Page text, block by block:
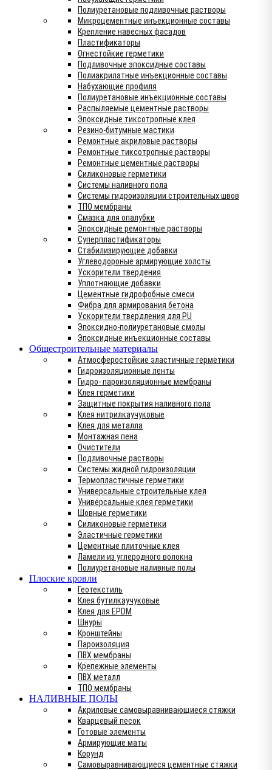
Полиуретановые подливочные растворы
Микроцементные инъекционные составы
Крепление навесных фасадов
Пластификаторы
Огнестойкие герметики
Подливочные эпоксидные составы
Полиакрилатные инъекционные составы
Набухающие профиля
Полиуретановые инъекционные составы
Распыляемые цементные растворы
Эпоксидные тиксотропные клея
Резино-битумные мастики
Ремонтные акриловые растворы
Ремонтные тиксотропные растворы
Ремонтные цементные растворы
Силиконовые герметики
Системы наливного пола
Системы гидроизоляции строительных швов
ТПО мембраны
Смазка для опалубки
Эпоксидные ремонтные растворы
Суперпластификаторы
Стабилизирующие добавки
Углеводороные армирующие холсты
Ускорители твердения
Уплотняющие добавки
Цементные гидрофобные смеси
Фибра для армирования бетона
Ускорители твердления для PU
Эпоксидно-полиуретановые смолы
Эпоксидные инъекционные составы
Общестроительные материалы
Атмосферостойкие эластичные герметики
Гидроизоляционные ленты
Гидро- пароизоляционные мембраны
Клея герметики
Защитные покрытия наливного пола
Клея нитрилкаучуковые
Клея для металла
Монтажная пена
Очистители
Подливочные растворы
Системы жидной гидроизоляции
Термопластичные герметики
Универсальные строительные клея
Универсальные клея герметики
Шовные герметики
Силиконовые герметики
Эластичные герметики
Цементные плиточные клея
Ламели из углеродного волокна
Полиуретановые наливные полы
Плоские кровли
Геотекстиль
Клея бутилкаучуковые
Клея для EPDM
Шнуры
Кронштейны
Пароизоляция
ПВХ мембраны
Крепежные элементы
ПВХ металл
ТПО мембраны
НАЛИВНЫЕ ПОЛЫ
Акриловые самовыравнивающиеся стяжки
Кварцевый песок
Готовые элементы
Армирующие маты
Корунд
Самовыравнивающиеся цементные стяжки